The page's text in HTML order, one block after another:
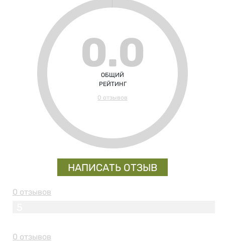
0.0
ОБЩИЙ
РЕЙТИНГ
0 отзывов
НАПИСАТЬ ОТЗЫВ
0 отзывов
0 отзывов